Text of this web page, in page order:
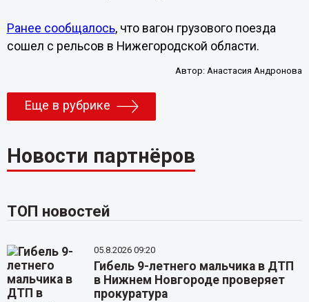
Ранее сообщалось, что вагон грузового поезда
сошел с рельсов в Нижегородской области.
Автор:Анастасия Андронова
Еще в рубрике
Новости партнёров
ТОП новостей
05.8.2026 09:20
Гибель 9-летнего мальчика в ДТП
в Нижнем Новгороде проверяет
прокуратура